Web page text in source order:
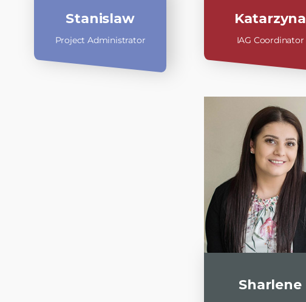
Stanislaw
Project Administrator
Katarzyna
IAG Coordinator
Sharlene